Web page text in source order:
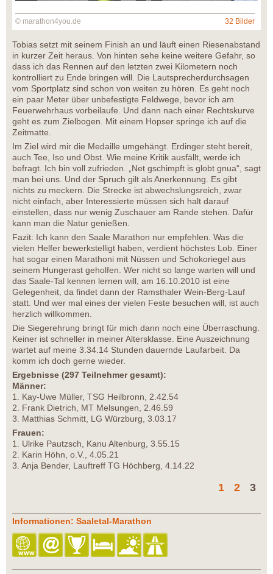
© marathon4you.de 32 Bilder
Tobias setzt mit seinem Finish an und läuft einen Riesenabstand
in kurzer Zeit heraus. Von hinten sehe keine weitere Gefahr, so
dass ich das Rennen auf den letzten zwei Kilometern noch
kontrolliert zu Ende bringen will. Die Lautsprecherdurchsagen
vom Sportplatz sind schon von weiten zu hören. Es geht noch
ein paar Meter über unbefestigte Feldwege, bevor ich am
Feuerwehrhaus vorbeilaufe. Und dann nach einer Rechtskurve
geht es zum Zielbogen. Mit einem Hopser springe ich auf die
Zeitmatte.
Im Ziel wird mir die Medaille umgehängt. Erdinger steht bereit,
auch Tee, Iso und Obst. Wie meine Kritik ausfällt, werde ich
befragt. Ich bin voll zufrieden. „Net gschimpft is globt gnua“, sagt
man bei uns. Und der Spruch gilt als Anerkennung. Es gibt
nichts zu meckern. Die Strecke ist abwechslungsreich, zwar
nicht einfach, aber Interessierte müssen sich halt darauf
einstellen, dass nur wenig Zuschauer am Rande stehen. Dafür
kann man die Natur genießen.
Fazit: Ich kann den Saale Marathon nur empfehlen. Was die
vielen Helfer bewerkstelligt haben, verdient höchstes Lob. Einer
hat sogar einen Marathoni mit Nüssen und Schokoriegel aus
seinem Hungerast geholfen. Wer nicht so lange warten will und
das Saale-Tal kennen lernen will, am 16.10.2010 ist eine
Gelegenheit, da findet dann der Ramsthaler Wein-Berg-Lauf
statt. Und wer mal eines der vielen Feste besuchen will, ist auch
herzlich willkommen.
Die Siegerehrung bringt für mich dann noch eine Überraschung.
Keiner ist schneller in meiner Altersklasse. Eine Auszeichnung
wartet auf meine 3.34.14 Stunden dauernde Laufarbeit. Da
komm ich doch gerne wieder.
Ergebnisse (297 Teilnehmer gesamt):
Männer:
1. Kay-Uwe Müller, TSG Heilbronn, 2.42.54
2. Frank Dietrich, MT Melsungen, 2.46.59
3. Matthias Schmitt, LG Würzburg, 3.03.17
Frauen:
1. Ulrike Pautzsch, Kanu Altenburg, 3.55.15
2. Karin Höhn, o.V., 4.05.21
3. Anja Bender, Lauftreff TG Höchberg, 4.14.22
1 2 3
Informationen: Saaletal-Marathon